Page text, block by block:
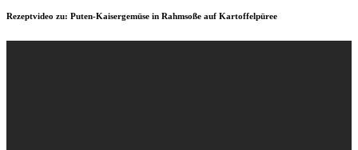
Rezeptvideo zu: Puten-Kaisergemüse in Rahmsoße auf Kartoffelpüree